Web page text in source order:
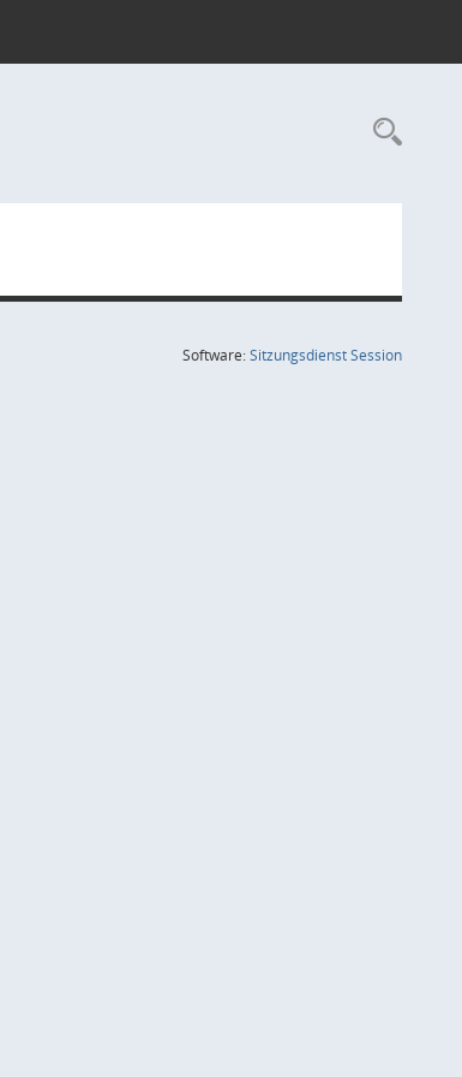
Software:SitzungsdienstSession(Wird in